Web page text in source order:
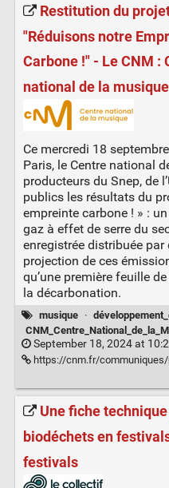
Restitution du
"Réduisons notre
Carbone !" - Le CNM :
national de la musique
Ce mercredi 18
Paris, le Centre national
producteurs du Snep, de
publics les résultats du
empreinte carbone ! » :
gaz à effet de serre du
enregistrée distribuée
projection de ces
qu’une première feuille
la décarbonation.
musique ·
September 18, 2024 at
https://cnm.fr/communiques/restitution-
Une fiche
biodéchets en
festivals